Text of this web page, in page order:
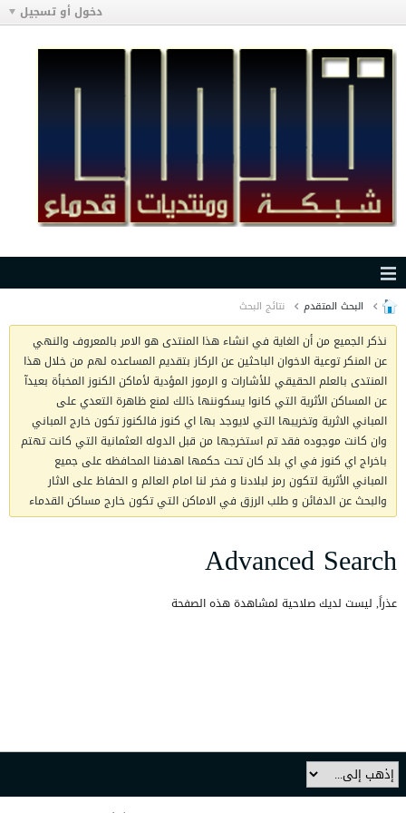
دخول أو تسجيل
البحث المتقدم نتائج البحث
نذكر الجميع من أن الغاية في انشاء هذا المنتدى هو الامر بالمعروف والنهي
عن المنكر توعية الاخوان الباحثين عن الركاز بتقديم المساعده لهم من خلال هذا
المنتدى بالعلم الحقيقي للأشارات و الرموز المؤدية لأماكن الكنوز المخبأة بعيدآ
عن المساكن الأثرية التي كانوا يسكوننها ذالك لمنع ظاهرة التعدي على
المباني الاثرية وتخريبها التي لايوجد بها اي كنوز فالكنوز تكون خارج المباني
وان كانت موجوده فقد تم استخرجها من قبل الدوله العثمانية التي كانت تهتم
باخراج اي كنوز في اي بلد كان تحت حكمها اهدفنا المحافظه على جميع
المباني الأثرية لتكون رمز لبلادنا و فخر لنا امام العالم و الحفاظ على الاثار
والبحث عن الدفائن و طلب الرزق في الاماكن التي تكون خارج مساكن القدماء
Advanced Search
عذراً, ليست لديك صلاحية لمشاهدة هذه الصفحة